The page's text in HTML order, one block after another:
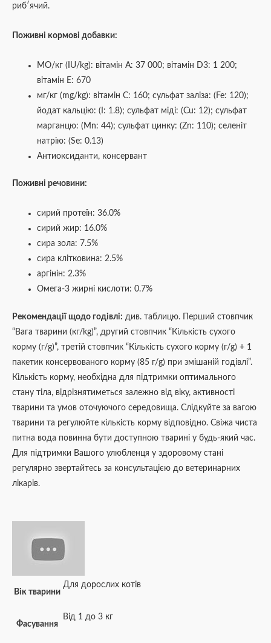
риб′ячий.
Поживні кормові добавки:
МО/кг (IU/kg): вітамін А: 37 000; вітамін D3: 1 200;
вітамін Е: 670
мг/кг (mg/kg): вітамін С: 160; сульфат заліза: (Fe: 120);
йодат кальцію: (I: 1.8); сульфат міді: (Cu: 12); сульфат
марганцю: (Mn: 44); сульфат цинку: (Zn: 110); селеніт
натрію: (Se: 0.13)
Антиоксиданти, консервант
Поживні речовини:
сирий протеїн: 36.0%
сирий жир: 16.0%
сира зола: 7.5%
сира клітковина: 2.5%
аргінін: 2.3%
Омега-3 жирні кислоти: 0.7%
Рекомендації щодо годівлі: див. таблицю. Перший стовпчик
“Вага тварини (кг/kg)”, другий стовпчик “Кількість сухого
корму (г/g)”, третій стовпчик “Кількість сухого корму (г/g) + 1
пакетик консервованого корму (85 г/g) при змішаній годівлі”.
Кількість корму, необхідна для підтримки оптимального
стану тіла, відрізнятиметься залежно від віку, активності
тварини та умов оточуючого середовища. Слідкуйте за вагою
тварини та регулюйте кількість корму відповідно. Свіжа чиста
питна вода повинна бути доступною тварині у будь-який час.
Для підтримки Вашого улюбленця у здоровому стані
регулярно звертайтесь за консультацією до ветеринарних
лікарів.
Вік тварини
Для дорослих котів
Фасування
Від 1 до 3 кг